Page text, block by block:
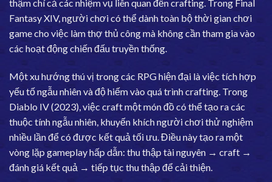
thậm chí cả các nhiệm vụ liên quan đến crafting. Trong Final
Fantasy XIV, người chơi có thể dành toàn bộ thời gian chơi
game cho việc làm thợ thủ công mà không cần tham gia vào
các hoạt động chiến đấu truyền thống.
Một xu hướng thú vị trong các RPG hiện đại là việc tích hợp
yếu tố ngẫu nhiên và độ hiếm vào quá trình crafting. Trong
Diablo IV (2023), việc craft một món đồ có thể tạo ra các
thuộc tính ngẫu nhiên, khuyến khích người chơi thử nghiệm
nhiều lần để có được kết quả tối ưu. Điều này tạo ra một
vòng lặp gameplay hấp dẫn: thu thập tài nguyên → craft →
đánh giá kết quả → tiếp tục thu thập để cải thiện.